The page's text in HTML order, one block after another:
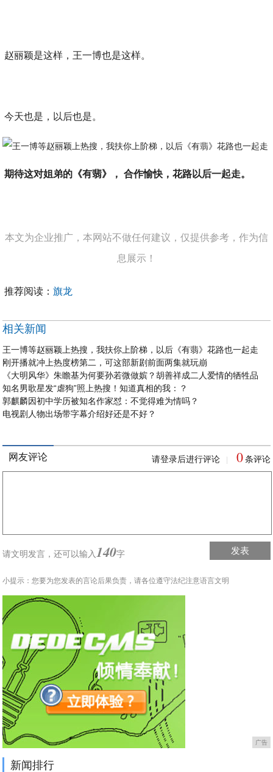
赵丽颖是这样，王一博也是这样。
今天也是，以后也是。
期待这对姐弟的《有翡》， 合作愉快，花路以后一起走。
本文为企业推广，本网站不做任何建议，仅提供参考，作为信
息展示！
推荐阅读：旗龙
相关新闻
王一博等赵丽颖上热搜，我扶你上阶梯，以后《有翡》花路也一起走
刚开播就冲上热度榜第二，可这部新剧前面两集就玩崩
《大明风华》朱瞻基为何要孙若微做嫔？胡善祥成二人爱情的牺牲品
知名男歌星发“虐狗”照上热搜！知道真相的我：？
郭麒麟因初中学历被知名作家怼：不觉得难为情吗？
电视剧人物出场带字幕介绍好还是不好？
网友评论 请登录后进行评论 0 条评论
请文明发言，还可以输入 140字 发表
小提示：您要为您发表的言论后果负责，请各位遵守法纪注意语言文明
广告
新闻排行